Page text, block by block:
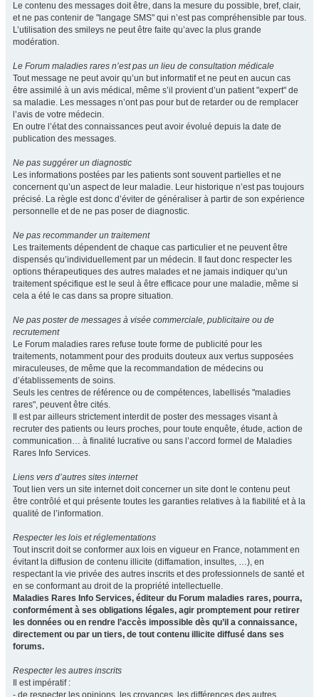
Le contenu des messages doit être, dans la mesure du possible, bref, clair,
et ne pas contenir de "langage SMS" qui n’est pas compréhensible par tous.
L’utilisation des smileys ne peut être faite qu’avec la plus grande
modération.
Le Forum maladies rares n’est pas un lieu de consultation médicale
Tout message ne peut avoir qu’un but informatif et ne peut en aucun cas
être assimilé à un avis médical, même s’il provient d’un patient "expert" de
sa maladie. Les messages n’ont pas pour but de retarder ou de remplacer
l’avis de votre médecin.
En outre l’état des connaissances peut avoir évolué depuis la date de
publication des messages.
Ne pas suggérer un diagnostic
Les informations postées par les patients sont souvent partielles et ne
concernent qu’un aspect de leur maladie. Leur historique n’est pas toujours
précisé. La règle est donc d’éviter de généraliser à partir de son expérience
personnelle et de ne pas poser de diagnostic.
Ne pas recommander un traitement
Les traitements dépendent de chaque cas particulier et ne peuvent être
dispensés qu’individuellement par un médecin. Il faut donc respecter les
options thérapeutiques des autres malades et ne jamais indiquer qu’un
traitement spécifique est le seul à être efficace pour une maladie, même si
cela a été le cas dans sa propre situation.
Ne pas poster de messages à visée commerciale, publicitaire ou de
recrutement
Le Forum maladies rares refuse toute forme de publicité pour les
traitements, notamment pour des produits douteux aux vertus supposées
miraculeuses, de même que la recommandation de médecins ou
d’établissements de soins.
Seuls les centres de référence ou de compétences, labellisés "maladies
rares", peuvent être cités.
Il est par ailleurs strictement interdit de poster des messages visant à
recruter des patients ou leurs proches, pour toute enquête, étude, action de
communication… à finalité lucrative ou sans l’accord formel de Maladies
Rares Info Services.
Liens vers d’autres sites internet
Tout lien vers un site internet doit concerner un site dont le contenu peut
être contrôlé et qui présente toutes les garanties relatives à la fiabilité et à la
qualité de l’information.
Respecter les lois et réglementations
Tout inscrit doit se conformer aux lois en vigueur en France, notamment en
évitant la diffusion de contenu illicite (diffamation, insultes, …), en
respectant la vie privée des autres inscrits et des professionnels de santé et
en se conformant au droit de la propriété intellectuelle.
Maladies Rares Info Services, éditeur du Forum maladies rares, pourra,
conformément à ses obligations légales, agir promptement pour retirer
les données ou en rendre l’accès impossible dès qu’il a connaissance,
directement ou par un tiers, de tout contenu illicite diffusé dans ses
forums.
Respecter les autres inscrits
Il est impératif :
- de respecter les opinions, les croyances, les différences des autres